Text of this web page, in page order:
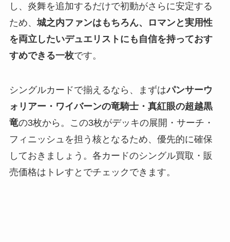
し、炎舞を追加するだけで初動がさらに安定する
ため、城之内ファンはもちろん、ロマンと実用性
を両立したいデュエリストにも自信を持っておす
すめできる一枚です。
シングルカードで揃えるなら、まずはパンサーウ
ォリアー・ワイバーンの竜騎士・真紅眼の超越黒
竜の3枚から。この3枚がデッキの展開・サーチ・
フィニッシュを担う核となるため、優先的に確保
しておきましょう。各カードのシングル買取・販
売価格はトレすとでチェックできます。